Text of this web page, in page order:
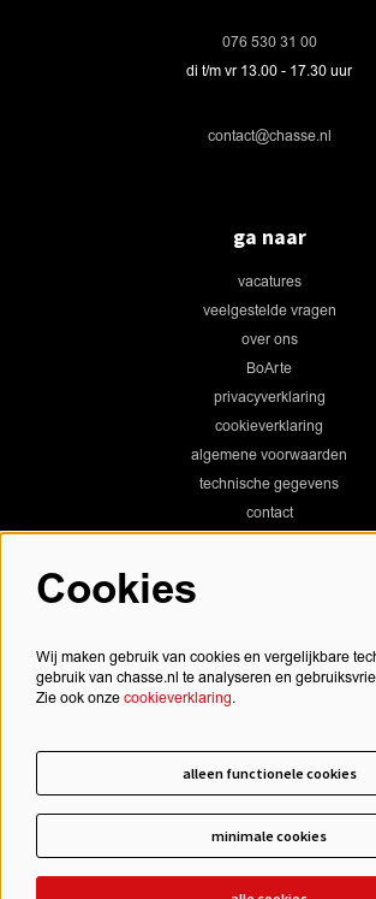
076 530 31 00
di t/m vr 13.00 - 17.30 uur
contact@chasse.nl
ga naar
vacatures
veelgestelde vragen
over ons
BoArte
privacyverklaring
cookieverklaring
algemene voorwaarden
technische gegevens
contact
Cookies
Wij maken gebruik van cookies en vergelijkbare
gebruik van chasse.nl te analyseren en
Zie ook onze cookieverklaring.
alleen functionele cookies
minimale cookies